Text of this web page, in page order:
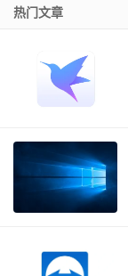
热门文章